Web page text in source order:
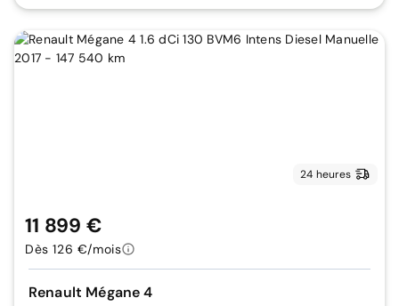
24 heures
Renault Mégane 4
11 899 €
Dès 126 €/mois